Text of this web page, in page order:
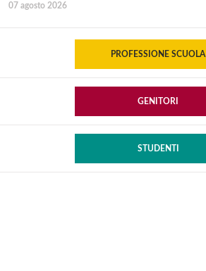
07 agosto 2026
PROFESSIONE SCUOLA
GENITORI
STUDENTI